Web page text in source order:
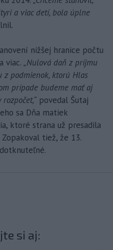
a viac detí, bola úplne
nižšej hranice počtu
viac. „Nulová daň z príjmu
podmienok, ktorú Hlas
prípade budeme mať aj
povedal Šutaj
sa Dňa matiek
ktoré strana už presadila
tiež, že 13.
si aj: